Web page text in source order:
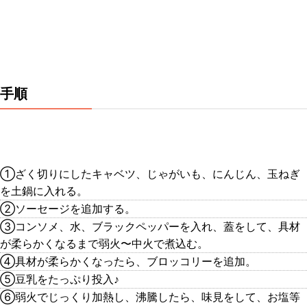
手順
①ざく切りにしたキャベツ、じゃがいも、にんじん、玉ねぎ
を土鍋に入れる。
②ソーセージを追加する。
③コンソメ、水、ブラックペッパーを入れ、蓋をして、具材
が柔らかくなるまで弱火〜中火で煮込む。
④具材が柔らかくなったら、ブロッコリーを追加。
⑤豆乳をたっぷり投入♪
⑥弱火でじっくり加熱し、沸騰したら、味見をして、お塩等